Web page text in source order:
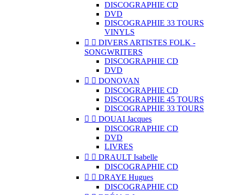
DISCOGRAPHIE CD
DVD
DISCOGRAPHIE 33 TOURS
VINYLS
  DIVERS ARTISTES FOLK -
SONGWRITERS
DISCOGRAPHIE CD
DVD
  DONOVAN
DISCOGRAPHIE CD
DISCOGRAPHIE 45 TOURS
DISCOGRAPHIE 33 TOURS
  DOUAI Jacques
DISCOGRAPHIE CD
DVD
LIVRES
  DRAULT Isabelle
DISCOGRAPHIE CD
  DRAYE Hugues
DISCOGRAPHIE CD